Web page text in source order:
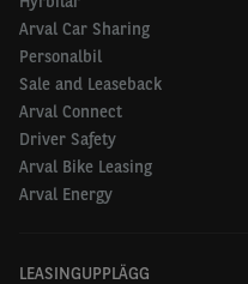
Arval Car Sharing
Personalbil
Sale and Leaseback
Arval Connect
Driver Safety
Arval Bike Leasing
Arval Energy
LEASINGUPPLÄGG